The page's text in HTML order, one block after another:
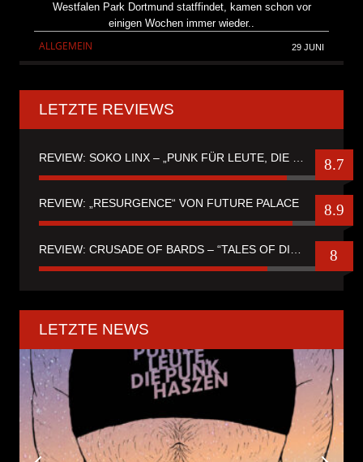
Westfalen Park Dortmund statffindet, kamen schon vor
einigen Wochen immer wieder..
ALLGEMEIN 29 JUNI
LETZTE REVIEWS
REVIEW: SOKO LINX – „PUNK FÜR LEUTE, DIE PUNK HASZEN“ 8.7
REVIEW: „RESURGENCE“ VON FUTURE PALACE 8.9
8
LETZTE NEWS